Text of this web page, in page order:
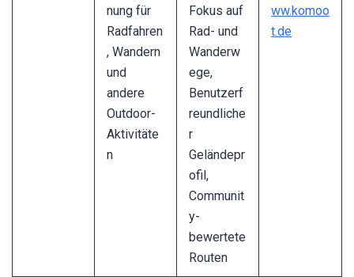
nung für
Radfahren
, Wandern
und
andere
Outdoor-
Aktivitäte
n
Fokus auf
Rad- und
Wanderw
ege,
Benutzerf
reundliche
r
Geländepr
ofil,
Communit
y-
bewertete
Routen
ww.komoo
t.de